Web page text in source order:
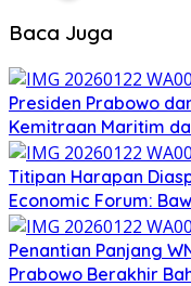
Baca Juga
Presiden Prabowo
Kemitraan Maritim
Titipan Harapan
Economic Forum:
Penantian Panjang
Prabowo Berakhir